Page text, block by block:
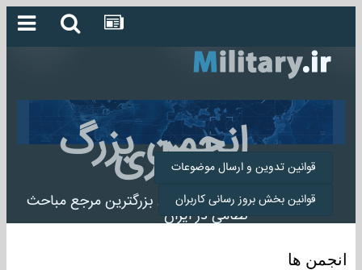
انجمن بزرگ
میلیتاری
انجمن میلیتاری بزرگترین مرجع مباحث
نظامی در ایران
قوانین تدوین و ارسال موضوعات
قوانین بخش بروز رسانی کاربران
انجمن ها